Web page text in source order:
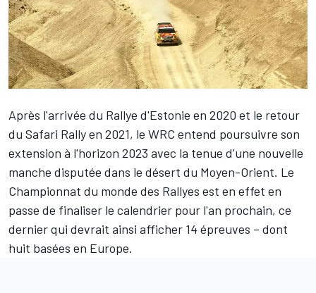
Après l'arrivée du Rallye d'Estonie en 2020 et le retour
du Safari Rally en 2021, le WRC entend poursuivre son
extension à l'horizon 2023 avec la tenue d'une nouvelle
manche disputée dans le désert du Moyen-Orient. Le
Championnat du monde des Rallyes est en effet en
passe de finaliser le calendrier pour l'an prochain, ce
dernier qui devrait ainsi afficher 14 épreuves – dont
huit basées en Europe.